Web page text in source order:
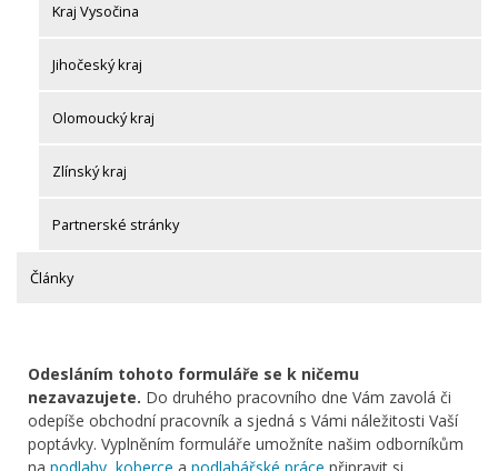
Kraj Vysočina
Jihočeský kraj
Olomoucký kraj
Zlínský kraj
Partnerské stránky
Články
Odesláním tohoto formuláře se k ničemu
nezavazujete. Do druhého pracovního dne Vám zavolá či
odepíše obchodní pracovník a sjedná s Vámi náležitosti Vaší
poptávky. Vyplněním formuláře umožníte našim odborníkům
na podlahy, koberce a podlahářské práce připravit si